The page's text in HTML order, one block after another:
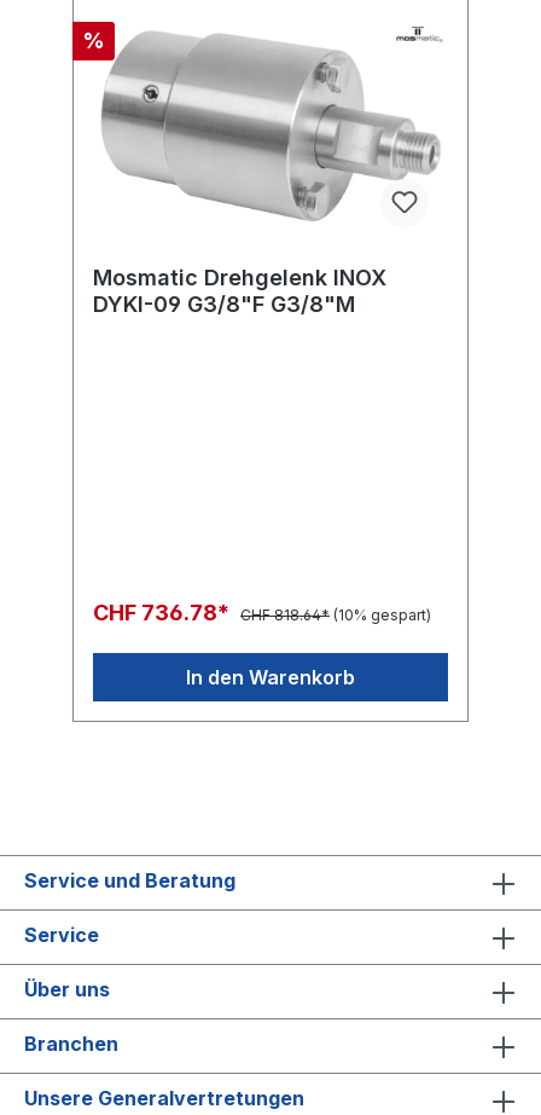
%
Mosmatic Drehgelenk INOX
DYKI-09 G3/8"F G3/8"M
CHF 736.78* CHF 818.64* (10% gespart)
In den Warenkorb
Service und Beratung
Service
Über uns
Branchen
Unsere Generalvertretungen